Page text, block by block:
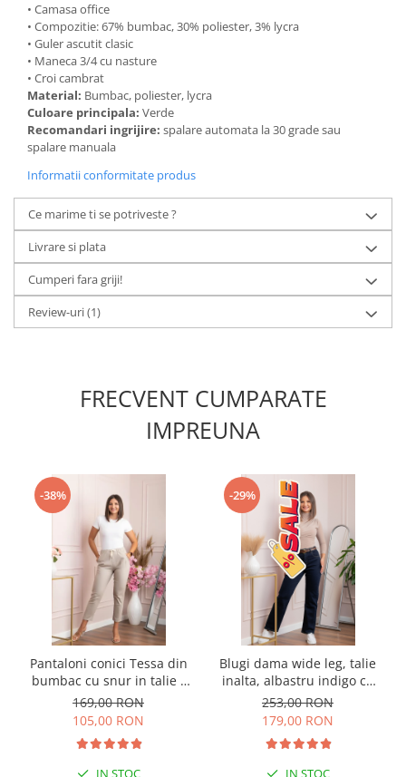
• Camasa office
• Compozitie: 67% bumbac, 30% poliester, 3% lycra
• Guler ascutit clasic
• Maneca 3/4 cu nasture
• Croi cambrat
Material: Bumbac, poliester, lycra
Culoare principala: Verde
Recomandari ingrijire: spalare automata la 30 grade sau
spalare manuala
Informatii conformitate produs
Ce marime ti se potriveste ?
Livrare si plata
Cumperi fara griji!
Review-uri(1)
FRECVENT CUMPARATE
IMPREUNA
-38%
Pantaloni conici Tessa din
bumbac cu snur in talie -
Crem
169,00 RON
105,00 RON
IN STOC
-29%
Blugi dama wide leg, talie
inalta, albastru indigo cu
curea — Britney
253,00 RON
179,00 RON
IN STOC